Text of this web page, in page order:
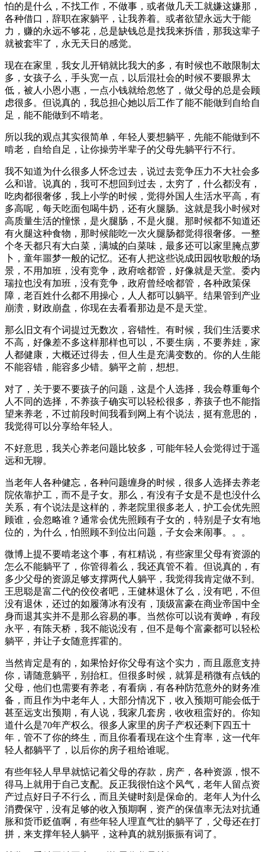
怕的是什么，不找工作，不做事，或者做几天工就嫌这嫌那，
各种借口，辞职在家躺平，让我养着。或者欲望永远大于能
力，赚的永远不够花，总是缺钱总是找我来拆借，那我这辈子
就被套牢了，永无天日的感觉。
现在在家里，我女儿开销就比我大的多，有时候也不敢限制太
多，女孩子么，手头宽一点，以后混社会的时候不要眼界太
低，被人小恩小惠，一点小钱就给忽悠了，做父母的总是会顾
虑很多。但说真的，我总担心她以后工作了能不能做到自给自
足，能不能做到不啃老。
所以我的观点其实很简单，年轻人要想躺平，先能不能做到不
啃老，自给自足，让你操劳半辈子的父母先躺平行不行。
我不知道为什么很多人怀念过去，说过去竞争压力不大社会多
么和谐。说真的，我可不想回到过去，太穷了，什么都没有，
吃肉都很奢侈，我上小学的时候，觉得外国人生活水平高，有
多高呢，每天吃面包喝牛奶，还有火腿肠。这就是我小时候对
高质量生活的憧憬，是火腿肠，不是火腿。那时候都不知道还
有火腿这种食物，那时候能吃一次火腿肠都觉得很奢侈。一整
个冬天都只有大白菜，满城的白菜味，最多还可以家里腌点萝
卜，童年噩梦一般的记忆。还有人把这些说成田园牧歌般的场
景，不用加班，没有竞争，政府啥都管，好像就是天堂。委内
瑞拉也没有加班，没有竞争，政府曾经啥都管，各种政策保
障，老百姓什么都不用操心，人人都可以躺平。结果管到产业
崩溃，财政崩盘，你现在去看看那边是不是天堂。
那么旧文有个词提过无数次，容错性。有时候，我们生活要求
不高，好像差不多这样那样也可以，不要生病，不要养娃，家
人都健康，大概还过得去，但人生是充满变数的。你的人生能
不能容错，能容多少错。躺平之前，想想。
对了，关于要不要孩子的问题，这是个人选择，我会尊重每个
人不同的选择，不养孩子确实可以轻松很多，养孩子也不能指
望来养老，不过前段时间我看到网上有个说法，挺有意思的，
我觉得可以分享给年轻人。
不好意思，我关心养老问题比较多，可能年轻人会觉得过于遥
远和无聊。
当老年人各种健忘，各种问题缠身的时候，很多人选择去养老
院依靠护工，而不是子女。那么，有没有子女是不是也没什么
关系，有个说法是这样的，养老院里很多老人，护工会优先照
顾谁，会忽略谁？通常会优先照顾有子女的，特别是子女有地
位的，为什么，怕照顾不到位出问题，子女会来闹事。。。
微博上提不要啃老这个事，有杠精说，有些家里父母有资源的
怎么不能躺平了，你管得着么，我还真管不着。但说真的，有
多少父母的资源足够支撑两代人躺平，我觉得我肯定做不到。
王思聪是富二代的佼佼者吧，王健林退休了么，没有吧，不但
没有退休，还过的如履薄冰有没有，顶级富豪在商业帝国中全
身而退其实并不是那么容易的事。当然你可以说有黄峥，有段
永平，有陈天桥，我不能说没有，但不是每个富豪都可以轻松
躺平，并让子女随意挥霍的。
当然肯定是有的，如果恰好你父母有这个实力，而且愿意支持
你，请随意躺平，别抬杠。但很多时候，就算是稍微有点钱的
父母，他们也需要有养老，有看病，有各种防范意外的财务准
备，而且作为中老年人，大部分情况下，收入预期可能会低于
甚至远支出预期，有人说，我家几套房，收收租蛮好的。你知
道什么是70年产权么。很多人家里的房子产权还剩下四五十
年，管不了你的终生，而且你看看现在这个生育率，这一代年
轻人都躺平了，以后你的房子租给谁呢。
有些年轻人早早就惦记着父母的存款，房产，各种资源，恨不
得马上就用于自己支配。反正我很怕这个风气，老年人留点资
产过点好日子不行么，而且关键时刻是保命的。老年人为什么
消费保守，没有足够的收入预期啊，资产的保值率无法对抗通
胀和货币贬值啊，有些年轻人理直气壮的躺平了，父母还在打
拼，来支撑年轻人躺平，这种真的就别振振有词了。